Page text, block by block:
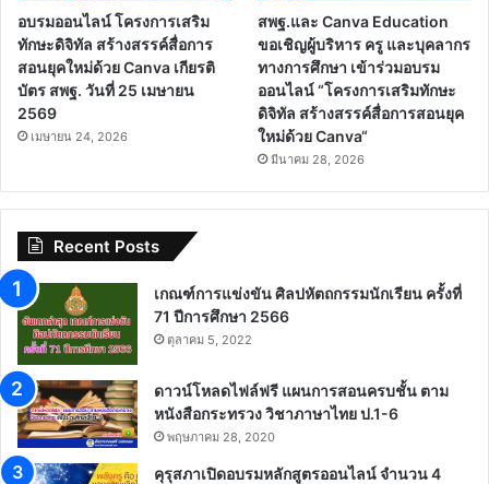
อบรมออนไลน์ โครงการเสริม
ทักษะดิจิทัล สร้างสรรค์สื่อการ
สอนยุคใหม่ด้วย Canva เกียรติ
บัตร สพฐ. วันที่ 25 เมษายน
2569
เมษายน 24, 2026
สพฐ.และ Canva Education
ขอเชิญผู้บริหาร ครู และบุคลากร
ทางการศึกษา เข้าร่วมอบรม
ออนไลน์ “โครงการเสริมทักษะ
ดิจิทัล สร้างสรรค์สื่อการสอนยุค
ใหม่ด้วย Canva“
มีนาคม 28, 2026
Recent Posts
เกณฑ์การแข่งขัน ศิลปหัตถกรรมนักเรียน ครั้งที่
71 ปีการศึกษา 2566
ตุลาคม 5, 2022
ดาวน์โหลดไฟล์ฟรี แผนการสอนครบชั้น ตาม
หนังสือกระทรวง วิชาภาษาไทย ป.1-6
พฤษภาคม 28, 2020
คุรุสภาเปิดอบรมหลักสูตรออนไลน์ จำนวน 4